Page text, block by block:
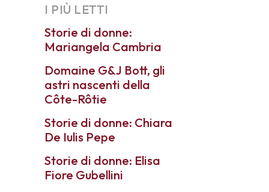
I PIÙ LETTI
Storie di donne:
Mariangela Cambria
Domaine G&J Bott, gli
astri nascenti della
Côte-Rôtie
Storie di donne: Chiara
De Iulis Pepe
Storie di donne: Elisa
Fiore Gubellini